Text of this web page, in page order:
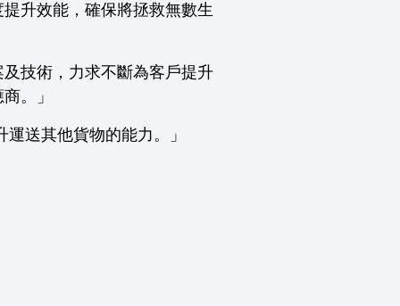
升效能，確保將拯救無數生
技術，力求不斷為客戶提升
。」
送其他貨物的能力。」